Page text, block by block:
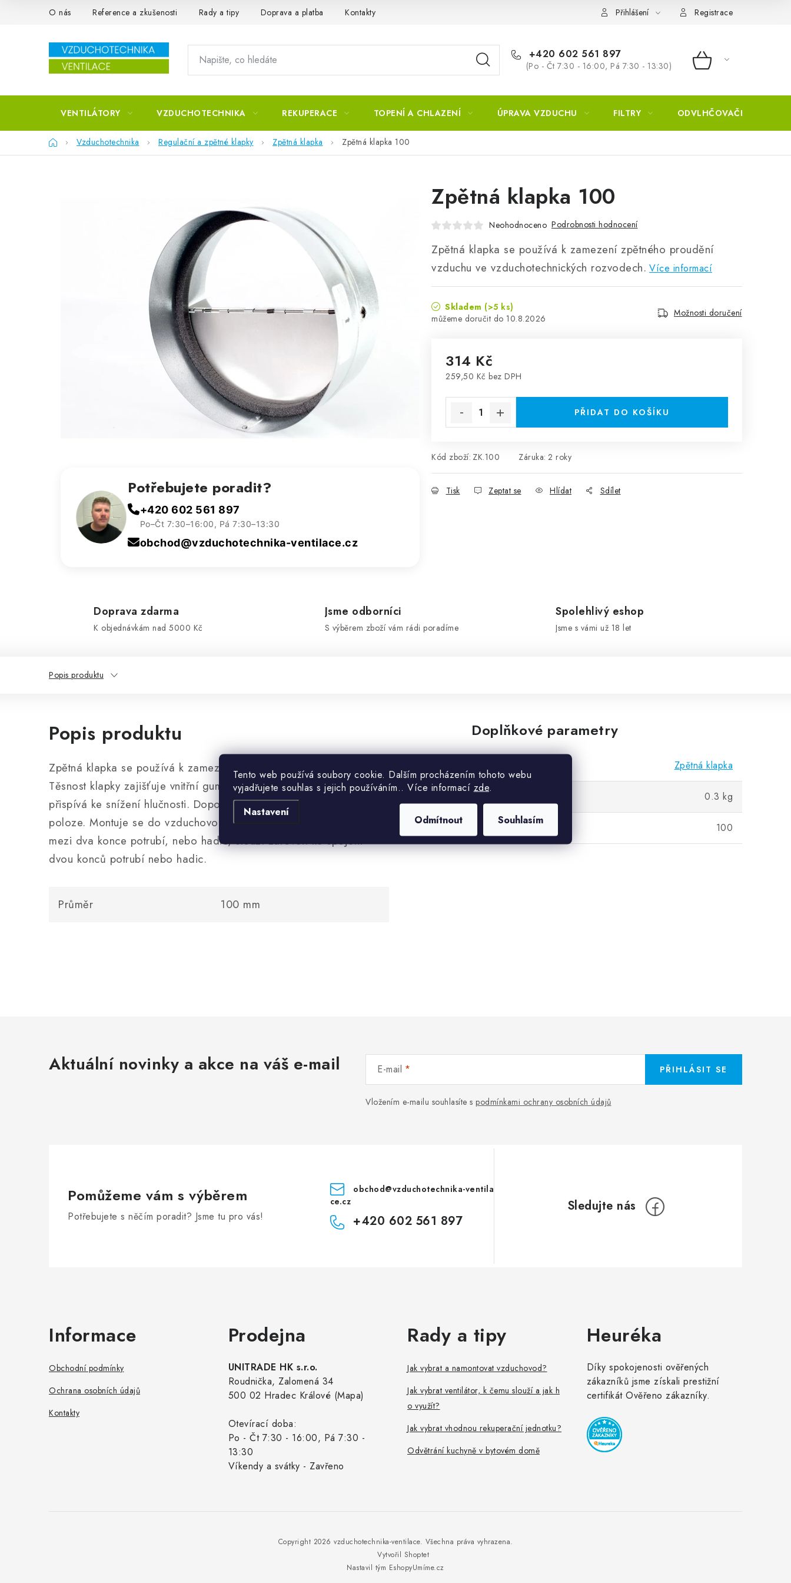
Tento web používá soubory cookie. Dalším procházením tohoto webu
vyjadřujete souhlas s jejich používáním.. Více informací zde.
Nastavení
Odmítnout Souhlasím
Přejít na obsahO nás Reference a zkušenosti Rady a tipy Doprava a platba Kontakty Přihlášení Registrace
+420 602 561 897
(Po - Čt 7:30 - 16:00, Pá 7:30 - 13:30) NÁKUPNÍ
VENTILÁTORY VZDUCHOTECHNIKA REKUPERACE TOPENÍ A CHLAZENÍ ÚPRAVA VZDUCHU FILTRY ODVLHČOVAČE
DomůVzduchotechnika Regulační a zpětné klapky Zpětná klapka Zpětná klapka 100
Zpětná klapka 100
Neohodnoceno Podrobnosti hodnocení
Zpětná klapka se používá k zamezení zpětného proudění
vzduchu ve vzduchotechnických rozvodech. Více informací
Skladem (>5 ks)
10.8.2026
Možnosti doručení
314 Kč
259,50 Kč bez DPH
PŘIDAT DO KOŠÍKU
Kód zboží: ZK.100 Záruka: 2 roky
Tisk Zeptat se Hlídat Sdílet
Potřebujete poradit?
+420 602 561 897
Po–Čt 7:30–16:00, Pá 7:30–13:30
obchod@vzduchotechnika-ventilace.cz
Doprava zdarma
K objednávkám nad 5000 Kč
Jsme odborníci
S výběrem zboží vám rádi poradíme
Spolehlivý eshop
Jsme s vámi už 18 let
Popis produktu
Popis produktu
Zpětná klapka se používá k zamezení zpětného proudění vzduchu.
Těsnost klapky zajišťuje vnitřní gumové těsnění, které zároveň
přispívá ke snížení hlučnosti. Doporučujeme instalovat v horizontální
poloze. Montuje se do vzduchovodu jako tvarovka, tj. vkládá se
mezi dva konce potrubí, nebo hadic, slouží zároveň ke spojení
dvou konců potrubí nebo hadic.
Průměr 100 mm
Doplňkové parametry
Zpětná klapka
Hmotnost 0.3 kg
Průměr 100
Aktuální novinky a akce na váš e-mail E-mail
Vložením e-mailu souhlasíte s podmínkami ochrany osobních údajů
PŘIHLÁSIT SE
Pomůžeme vám s výběrem
Potřebujete s něčím poradit? Jsme tu pro vás!
obchod@vzduchotechnika-ventila
ce.cz
+420 602 561 897
Informace
Obchodní podmínky
Ochrana osobních údajů
Kontakty
Prodejna
UNITRADE HK s.r.o.
Roudnička, Zalomená 34
500 02 Hradec Králové (Mapa)
Otevírací doba:
Po - Čt 7:30 - 16:00, Pá 7:30 -
13:30
Víkendy a svátky - Zavřeno
Rady a tipy
Jak vybrat a namontovat vzduchovod?
Jak vybrat ventilátor, k čemu slouží a jak h
o využít?
Jak vybrat vhodnou rekuperační jednotku?
Odvětrání kuchyně v bytovém domě
Heuréka
Díky spokojenosti ověřených
zákazníků jsme získali prestižní
certifikát Ověřeno zákazníky.
Vytvořil Shoptet
Nastavil tým EshopyUmíme.cz
Copyright 2026 vzduchotechnika-ventilace. Všechna práva vyhrazena.